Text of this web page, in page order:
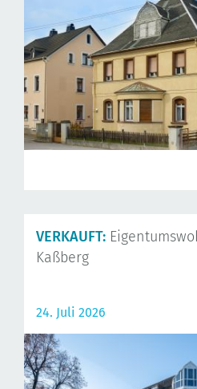
VERKAUFT:
Kaßberg
24. Juli 2026